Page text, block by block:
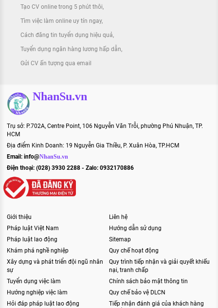
Tạo CV online trong 5 phút thôi
Tìm việc làm online uy tín ngay
Cách đăng tin tuyển dụng hiệu quả
Tuyển dụng ngân hàng lương hấp dẫn
Gửi CV ấn tượng qua email
NhanSu.vn
Trụ sở: P.702A, Centre Point, 106 Nguyễn Văn Trỗi, phường Phú Nhuận, TP.
HCM
Địa điểm Kinh Doanh: 19 Nguyễn Gia Thiều, P. Xuân Hòa, TP.HCM
Email: info@NhanSu.vn
Điện thoại: (028) 3930 2288 - Zalo: 0932170886
Giới thiệu
Pháp luật Việt Nam
Pháp luật lao động
Khám phá nghề nghiệp
Xây dựng và phát triển đội ngũ nhân
sự
Tuyển dụng việc làm
Hướng nghiệp việc làm
Hỏi đáp pháp luật lao động
Liên hệ
Hướng dẫn sử dụng
Sitemap
Quy chế hoạt động
Quy trình tiếp nhận và giải quyết khiếu
nại, tranh chấp
Chính sách bảo mật thông tin
Quy chế bảo vệ DLCN
Tiếp nhận đánh giá của khách hàng